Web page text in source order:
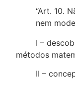
“Art. 10.
nem
I –
métodos
II –